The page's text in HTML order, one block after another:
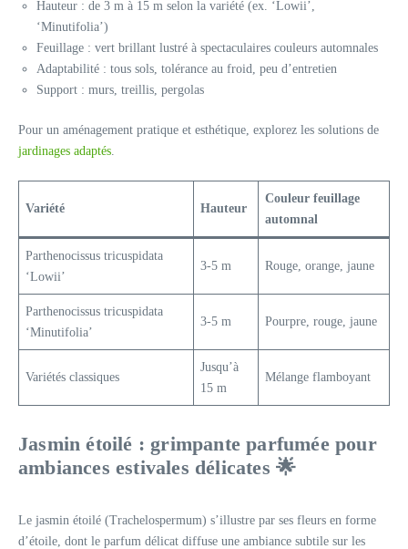
Hauteur : de 3 m à 15 m selon la variété (ex. ‘Lowii’,
‘Minutifolia’)
Feuillage : vert brillant lustré à spectaculaires couleurs automnales
Adaptabilité : tous sols, tolérance au froid, peu d’entretien
Support : murs, treillis, pergolas
Pour un aménagement pratique et esthétique, explorez les solutions de
jardinages adaptés.
Variété Hauteur
Couleur feuillage
automnal
Parthenocissus tricuspidata
‘Lowii’
3-5 m Rouge, orange, jaune
Parthenocissus tricuspidata
‘Minutifolia’
3-5 m Pourpre, rouge, jaune
Variétés classiques
Jusqu’à
15 m
Mélange flamboyant
Jasmin étoilé : grimpante parfumée pour
ambiances estivales délicates 🌟
Le jasmin étoilé (Trachelospermum) s’illustre par ses fleurs en forme
d’étoile, dont le parfum délicat diffuse une ambiance subtile sur les